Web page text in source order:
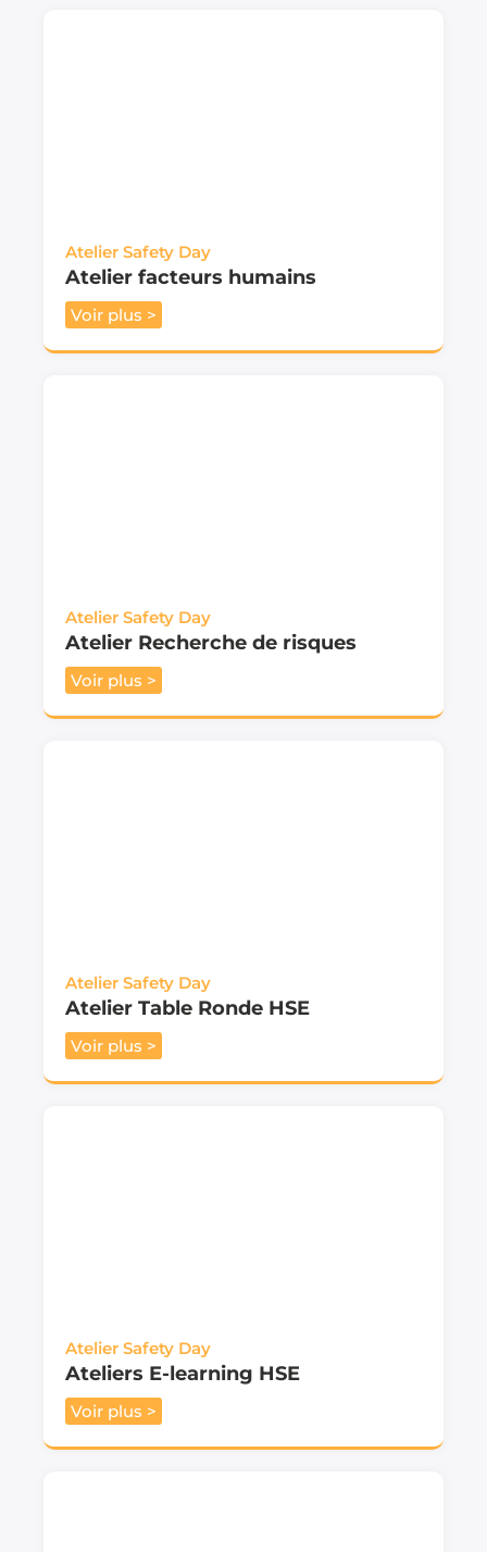
Atelier Safety Day
Atelier facteurs humains
Voir plus >
Atelier Safety Day
Atelier Recherche de risques
Voir plus >
Atelier Safety Day
Atelier Table Ronde HSE
Voir plus >
Atelier Safety Day
Ateliers E-learning HSE
Voir plus >